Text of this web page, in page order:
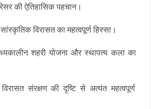
की ऐतिहासिक पहचान।
विरासत का महत्वपूर्ण हिस्सा।
शहरी योजना और स्थापत्य कला का
संरक्षण की दृष्टि से अत्यंत महत्वपूर्ण